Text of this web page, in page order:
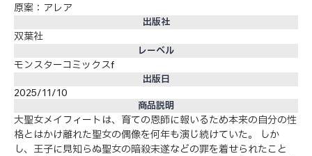
原案：アレア
出版社
双葉社
レーベル
モンスターコミックスf
出版日
2025/11/10
商品説明
大聖女メイフィートは、育ての恩師に報いるため本来の自分の性
格とはかけ離れた聖女の偶像を何年も演じ続けていた。 しか
し、王子に見知らぬ聖女の暗殺未遂などの罪を着せられたこと